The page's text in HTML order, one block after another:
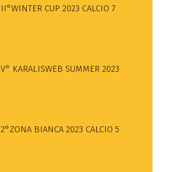
II°WINTER CUP 2023 CALCIO 7
V° KARALISWEB SUMMER 2023
2°ZONA BIANCA 2023 CALCIO 5